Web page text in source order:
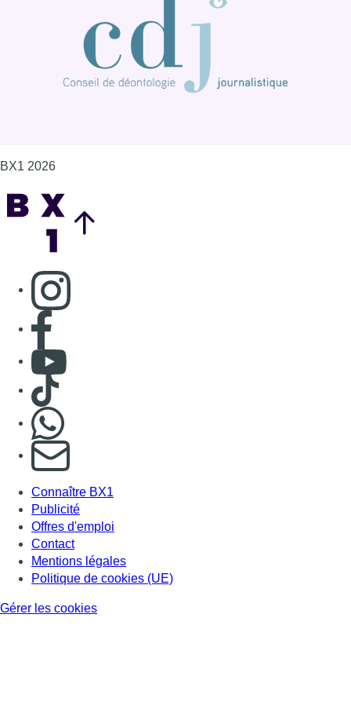
BX1 2026
Consulter page Instagram
Consulter page Facebook
Consulter Youtube
Consulter TikTok
S'abonner à notre newsletter
Connaître BX1
Publicité
Offres d'emploi
Contact
Mentions légales
Politique de cookies (UE)
Gérer les cookies